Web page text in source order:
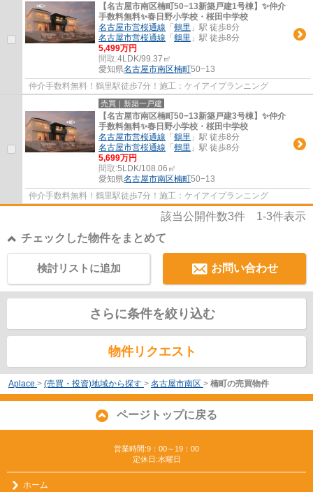
【名古屋市南区楠町50−13新築戸建1号棟】✨️仲介
手数料無料✨️春日野小学校・桜田中学校
名古屋市営桜通線 「 鶴里 」駅 徒歩8分
名古屋市営桜通線 「 鶴里 」駅 徒歩8分
5,499万円
間取:4LDK/99.37㎡
愛知県名古屋市南区楠町50−13
仲介手数料無料！鶴里駅徒歩7分！施工：ケイアイプランニング
売買｜新築一戸建
【名古屋市南区楠町50−13新築戸建3号棟】✨️仲介
手数料無料✨️春日野小学校・桜田中学校
名古屋市営桜通線 「 鶴里 」駅 徒歩8分
名古屋市営桜通線 「 鶴里 」駅 徒歩8分
5,699万円
間取:5LDK/108.06㎡
愛知県名古屋市南区楠町50−13
仲介手数料無料！鶴里駅徒歩7分！施工：ケイアイプランニング
該当公開件数3件 1-3件表示
チェックした物件をまとめて
お問い合わせ
検討リストに追加
さらに条件を絞り込む
物件リクエスト
Aplace > (売買・投資)地域から探す > 名古屋市南区 > 楠町の売買物件
ページトップに戻る
営業時間:9：00～19：00
定休日:水曜日
ホーム